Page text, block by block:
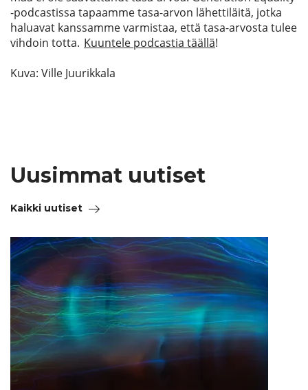
-podcastissa tapaamme tasa-arvon lähettiläitä, jotka
haluavat kanssamme varmistaa, että tasa-arvosta tulee
vihdoin totta. Kuuntele podcastia täällä!
Kuva: Ville Juurikkala
Uusimmat uutiset
Kaikki uutiset